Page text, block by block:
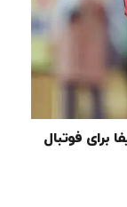
برای فوتبال